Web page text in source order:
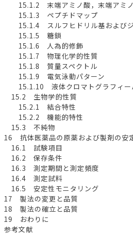
15.1.2 末端アミノ酸，末端アミ
15.1.3 ペプチドマップ
15.1.4 スルフヒドリル基およびジ
15.1.5 糖鎖
15.1.6 人為的修飾
15.1.7 物理化学的性質
15.1.8 質量スペクトル
15.1.9 電気泳動パターン
15.1.10 液体クロマトグラフィー
15.2 生物学的性質
15.2.1 結合特性
15.2.2 機能的特性
15.3 不純物
16 抗体医薬品の原薬および製剤の安
16.1 試験項目
16.2 保存条件
16.3 測定期間と測定頻度
16.4 測定試料
16.5 安定性モニタリング
17 製法の変更と品質
18 製法の確立と品質
19 おわりに
参考文献